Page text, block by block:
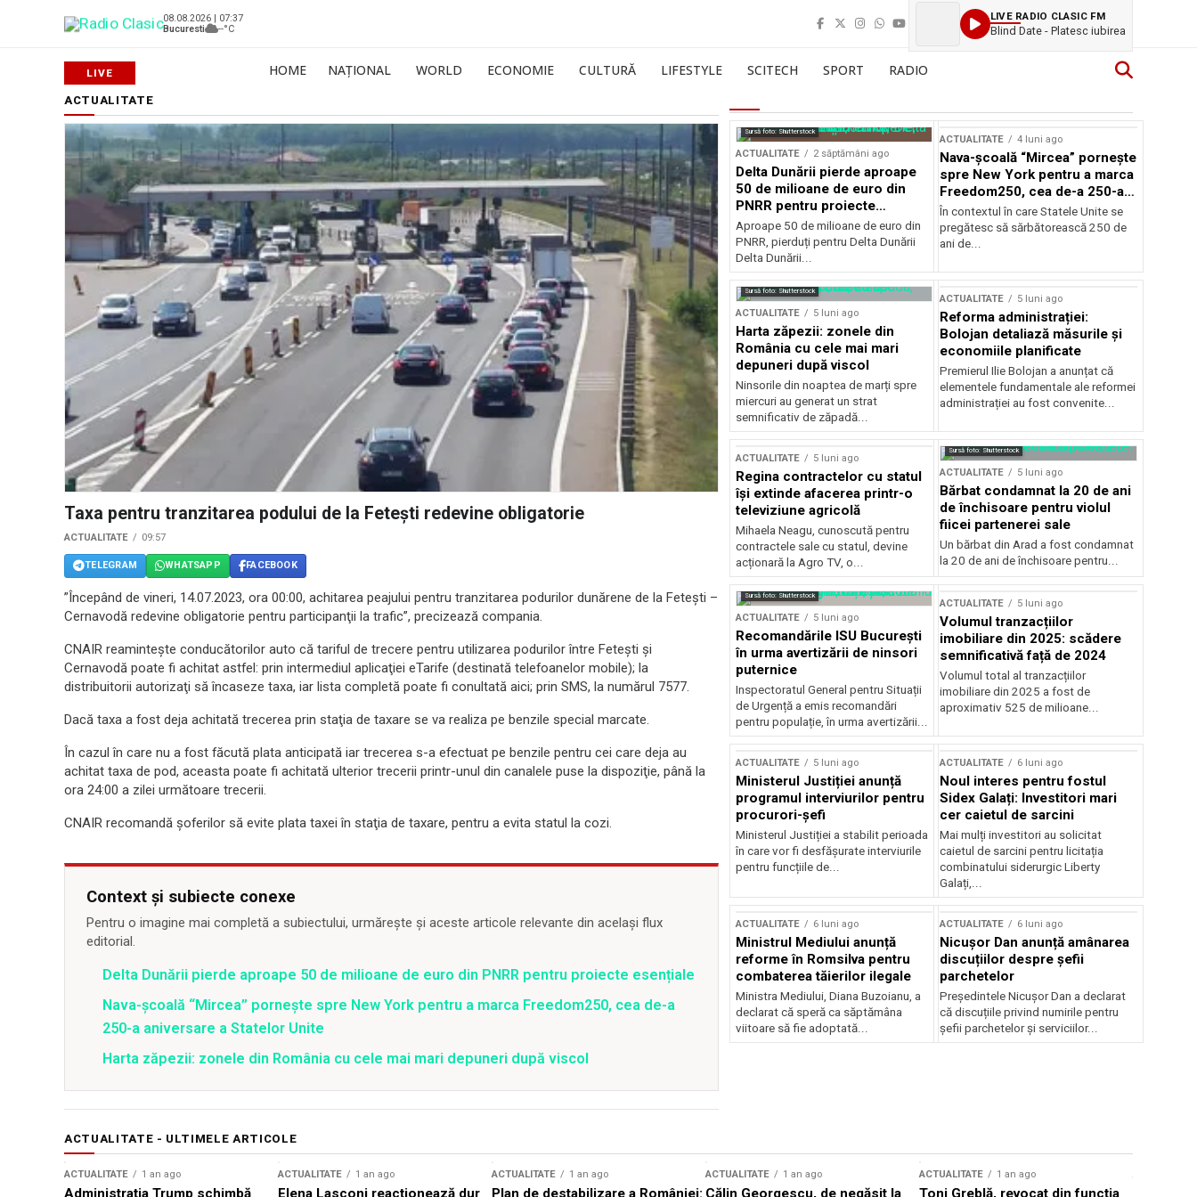
08.08.2026 | 07:37
Bucuresti
--°C
LIVE RADIO CLASIC FM
Blind Date - Platesc iubirea
HOME NAȚIONAL WORLD ECONOMIE CULTURĂ LIFESTYLE SCITECH SPORT RADIO
ACTUALITATE
Taxa pentru tranzitarea podului de la Feteşti redevine obligatorie
ACTUALITATE 09:57
TELEGRAM WHATSAPP FACEBOOK
”Începând de vineri, 14.07.2023, ora 00:00, achitarea peajului pentru tranzitarea podurilor dunărene de la Feteşti –
Cernavodă redevine obligatorie pentru participanţii la trafic”, precizează compania.
CNAIR reaminteşte conducătorilor auto că tariful de trecere pentru utilizarea podurilor între Feteşti şi
Cernavodă poate fi achitat astfel: prin intermediul aplicaţiei eTarife (destinată telefoanelor mobile); la
distribuitorii autorizaţi să încaseze taxa, iar lista completă poate fi conultată aici; prin SMS, la numărul 7577.
Dacă taxa a fost deja achitată trecerea prin staţia de taxare se va realiza pe benzile special marcate.
În cazul în care nu a fost făcută plata anticipată iar trecerea s-a efectuat pe benzile pentru cei care deja au
achitat taxa de pod, aceasta poate fi achitată ulterior trecerii printr-unul din canalele puse la dispoziţie, până la
ora 24:00 a zilei următoare trecerii.
CNAIR recomandă şoferilor să evite plata taxei în staţia de taxare, pentru a evita statul la cozi.
Context și subiecte conexe
Pentru o imagine mai completă a subiectului, urmărește și aceste articole relevante din același flux
editorial.
Delta Dunării pierde aproape 50 de milioane de euro din PNRR pentru proiecte esențiale
Nava-școală “Mircea” pornește spre New York pentru a marca Freedom250, cea de-a
250-a aniversare a Statelor Unite
Harta zăpezii: zonele din România cu cele mai mari depuneri după viscol
Sursă foto: Shutterstock
ACTUALITATE 2 săptămâni ago
Delta Dunării pierde aproape
50 de milioane de euro din
PNRR pentru proiecte
esențiale
Aproape 50 de milioane de euro din
PNRR, pierduți pentru Delta Dunării
Delta Dunării...
ACTUALITATE 4 luni ago
Nava-școală “Mircea” pornește
spre New York pentru a marca
Freedom250, cea de-a 250-a
aniversare a Statelor Unite
În contextul în care Statele Unite se
pregătesc să sărbătorească 250 de
ani de...
Sursă foto: Shutterstock
ACTUALITATE 5 luni ago
Harta zăpezii: zonele din
România cu cele mai mari
depuneri după viscol
Ninsorile din noaptea de marți spre
miercuri au generat un strat
semnificativ de zăpadă...
ACTUALITATE 5 luni ago
Reforma administrației:
Bolojan detaliază măsurile și
economiile planificate
Premierul Ilie Bolojan a anunțat că
elementele fundamentale ale reformei
administrației au fost convenite...
ACTUALITATE 5 luni ago
Regina contractelor cu statul
își extinde afacerea printr-o
televiziune agricolă
Mihaela Neagu, cunoscută pentru
contractele sale cu statul, devine
acționară la Agro TV, o...
Sursă foto: Shutterstock
ACTUALITATE 5 luni ago
Bărbat condamnat la 20 de ani
de închisoare pentru violul
fiicei partenerei sale
Un bărbat din Arad a fost condamnat
la 20 de ani de închisoare pentru...
Sursă foto: Shutterstock
ACTUALITATE 5 luni ago
Recomandările ISU București
în urma avertizării de ninsori
puternice
Inspectoratul General pentru Situații
de Urgență a emis recomandări
pentru populație, în urma avertizării...
ACTUALITATE 5 luni ago
Volumul tranzacțiilor
imobiliare din 2025: scădere
semnificativă față de 2024
Volumul total al tranzacțiilor
imobiliare din 2025 a fost de
aproximativ 525 de milioane...
ACTUALITATE 5 luni ago
Ministerul Justiției anunță
programul interviurilor pentru
procurori-șefi
Ministerul Justiției a stabilit perioada
în care vor fi desfășurate interviurile
pentru funcțiile de...
ACTUALITATE 6 luni ago
Noul interes pentru fostul
Sidex Galați: Investitori mari
cer caietul de sarcini
Mai mulți investitori au solicitat
caietul de sarcini pentru licitația
combinatului siderurgic Liberty
Galați,...
ACTUALITATE 6 luni ago
Ministrul Mediului anunță
reforme în Romsilva pentru
combaterea tăierilor ilegale
Ministra Mediului, Diana Buzoianu, a
declarat că speră ca săptămâna
viitoare să fie adoptată...
ACTUALITATE 6 luni ago
Nicușor Dan anunță amânarea
discuțiilor despre șefii
parchetelor
Președintele Nicușor Dan a declarat
că discuțiile privind numirile pentru
șefii parchetelor și serviciilor...
ACTUALITATE - ULTIMELE ARTICOLE
ACTUALITATE 1 an ago
Administrația Trump schimbă
ACTUALITATE 1 an ago
Elena Lasconi reacționează dur
ACTUALITATE 1 an ago
Plan de destabilizare a României:
ACTUALITATE 1 an ago
Călin Georgescu, de negăsit la
ACTUALITATE 1 an ago
Toni Greblă, revocat din funcția